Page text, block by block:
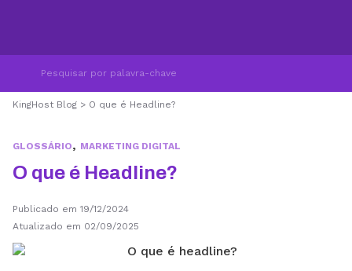
KingHost Blog > O que é Headline?
GLOSSÁRIO, MARKETING DIGITAL
O que é Headline?
Publicado em 19/12/2024
Atualizado em 02/09/2025